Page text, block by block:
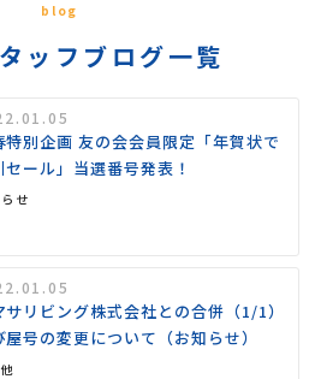
blog
ッフブログ一覧
特別企画 友の会会員限定「年賀状で
セール」当選番号発表！
せ
サリビング株式会社との合併（1/1）
屋号の変更について（お知らせ）